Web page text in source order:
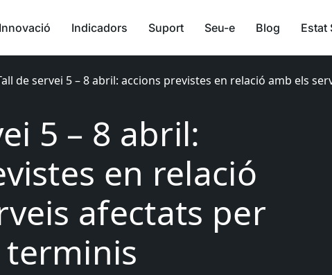
Innovació Indicadors Suport Seu-e Blog Estat
de servei 5 – 8 abril: accions previstes en relació amb els
5 – 8 abril:
en relació
afectats per